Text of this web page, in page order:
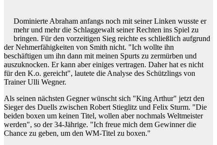
Dominierte Abraham anfangs noch mit seiner Linken wusste er
mehr und mehr die Schlaggewalt seiner Rechten ins Spiel zu
bringen. Für den vorzeitigen Sieg reichte es schließlich aufgrund
der Nehmerfähigkeiten von Smith nicht. "Ich wollte ihn
beschäftigen um ihn dann mit meinen Spurts zu zermürben und
auszuknocken. Er kann aber einiges vertragen. Daher hat es nicht
für den K.o. gereicht", lautete die Analyse des Schützlings von
Trainer Ulli Wegner.
Als seinen nächsten Gegner wünscht sich "King Arthur" jetzt den
Sieger des Duells zwischen Robert Stieglitz und Felix Sturm. "Die
beiden boxen um keinen Titel, wollen aber nochmals Weltmeister
werden", so der 34-Jährige. "Ich freue mich dem Gewinner die
Chance zu geben, um den WM-Titel zu boxen."